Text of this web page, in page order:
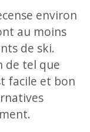
environ
au moins
de ski.
de tel que
facile et bon